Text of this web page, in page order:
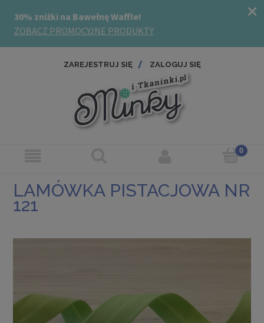
ZAREJESTRUJ SIĘ ZALOGUJ SIĘ
LAMÓWKA PISTACJOWA NR
121